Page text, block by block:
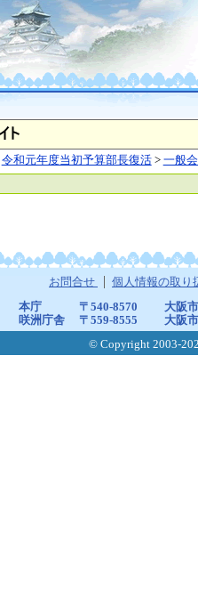
令和元年度当初予算部長復活> 一般
お問合せ 個人情報の取り
本庁 〒540-8570
大阪
咲洲庁舎
〒559-8555
大阪
© Copyright 2003-